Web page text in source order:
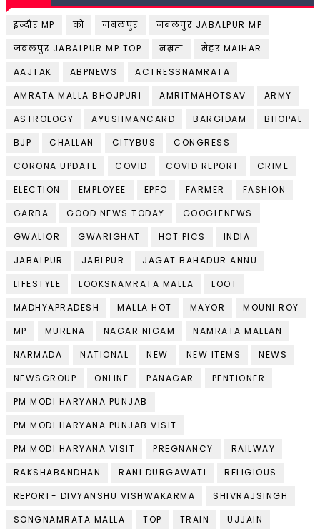
इन्दौर MP को जबलपुर
जबलपुर JABALPUR MP
जबलपुर JABALPUR MP TOP
नम्रता
मैहर MAIHAR
AAJTAK
ABPNEWS
ACTRESSNAMRATA
AMRATA MALLA BHOJPURI
AMRITMAHOTSAV
ARMY
ASTROLOGY
AYUSHMANCARD BARGIDAM
BHOPAL
BJP
CHALLAN CITYBUS
CONGRESS
CORONA UPDATE
COVID COVID REPORT
CRIME
ELECTION
EMPLOYEE EPFO FARMER
FASHION
GARBA
GOOD NEWS TODAY
GOOGLENEWS
GWALIOR
GWARIGHAT HOT PICS
INDIA
JABALPUR
JABLPUR
JAGAT BAHADUR ANNU
LIFESTYLE
LOOKSNAMRATA MALLA
LOOT
MADHYAPRADESH
MALLA HOT MAYOR
MOUNI ROY
MP
MURENA NAGAR NIGAM
NAMRATA MALLAN
NARMADA
NATIONAL NEW NEW ITEMS
NEWS
NEWSGROUP
ONLINE PANAGAR
PENTIONER
PM MODI HARYANA PUNJAB
PM MODI HARYANA PUNJAB VISIT
PM MODI HARYANA VISIT
PREGNANCY
RAILWAY
RAKSHABANDHAN
RANI DURGAWATI
RELIGIOUS
REPORT- DIVYANSHU VISHWAKARMA
SHIVRAJSINGH
SONGNAMRATA MALLA
TOP TRAIN
UJJAIN